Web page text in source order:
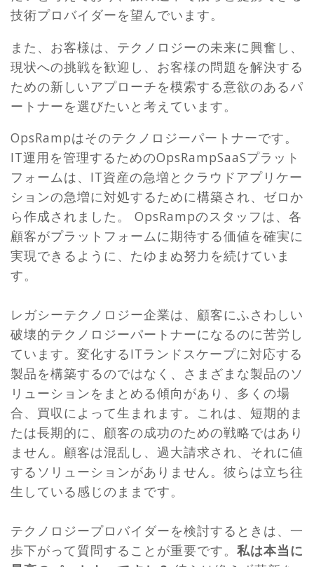
技術プロバイダーを望んでいます。
また、お客様は、テクノロジーの未来に興奮し、
現状への挑戦を歓迎し、お客様の問題を解決する
ための新しいアプローチを模索する意欲のあるパ
ートナーを選びたいと考えています。
OpsRampはそのテクノロジーパートナーです。
IT運用を管理するためのOpsRampSaaSプラット
フォームは、IT資産の急増とクラウドアプリケー
ションの急増に対処するために構築され、ゼロか
ら作成されました。 OpsRampのスタッフは、各
顧客がプラットフォームに期待する価値を確実に
実現できるように、たゆまぬ努力を続けていま
す。
レガシーテクノロジー企業は、顧客にふさわしい
破壊的テクノロジーパートナーになるのに苦労し
ています。変化するITランドスケープに対応する
製品を構築するのではなく、さまざまな製品のソ
リューションをまとめる傾向があり、多くの場
合、買収によって生まれます。これは、短期的ま
たは長期的に、顧客の成功のための戦略ではあり
ません。顧客は混乱し、過大請求され、それに値
するソリューションがありません。彼らは立ち往
生している感じのままです。
テクノロジープロバイダーを検討するときは、一
歩下がって質問することが重要です。 私は本当に